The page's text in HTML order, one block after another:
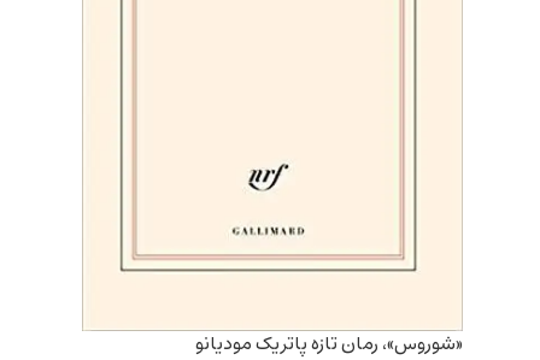
«شوروس»، رمان تازه پاتریک مودیانو